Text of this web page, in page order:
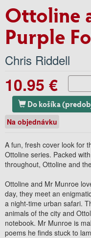
Ottoline
Purple
Chris Riddell
10.95 €
Do košíka
Na objednávku
A fun, fresh cover look for
Ottoline series. Packed
throughout, Ottoline and
Ottoline and Mr Munroe
day, they meet an
a night-time urban safari.
animals of the city and
notebook. Mr Munroe is
poems he finds stuck to